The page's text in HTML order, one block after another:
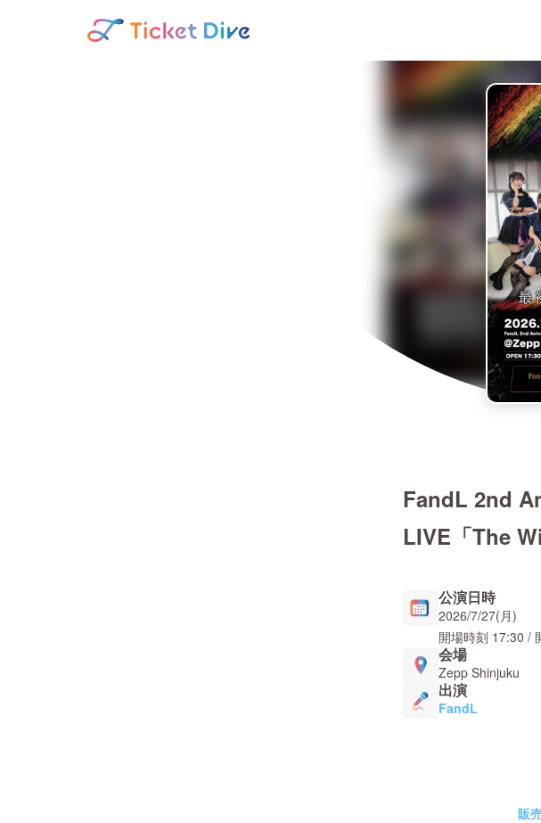
FandL 2nd
LIVE「The
公演日時
2026/7/27(月)
開場時刻 17:30 /
会場
Zepp Shinjuku
出演
FandL
販